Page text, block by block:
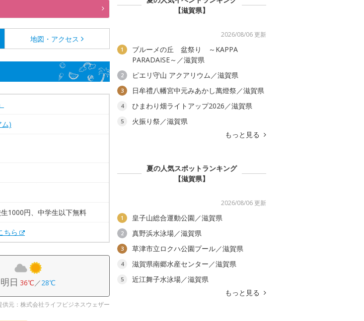
地図・アクセス
ム)
1000円、中学生以下無料
ちら
明日 36℃／28℃
供元：株式会社ライフビジネスウェザー
【滋賀県】
2026/08/06 更新
1
ブルーメの丘 盆祭り ～KAPPA
PARADAISE～／滋賀県
2 ピエリ守山 アクアリウム／滋賀県
3 日牟禮八幡宮中元みあかし萬燈祭／滋賀県
4 ひまわり畑ライトアップ2026／滋賀県
5
火振り祭／滋賀県
もっと見る
夏の人気スポットランキング
【滋賀県】
2026/08/06 更新
1 皇子山総合運動公園／滋賀県
2 真野浜水泳場／滋賀県
3 草津市立ロクハ公園プール／滋賀県
4 滋賀県南郷水産センター／滋賀県
5
近江舞子水泳場／滋賀県
もっと見る